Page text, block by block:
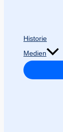
Historie
Medien